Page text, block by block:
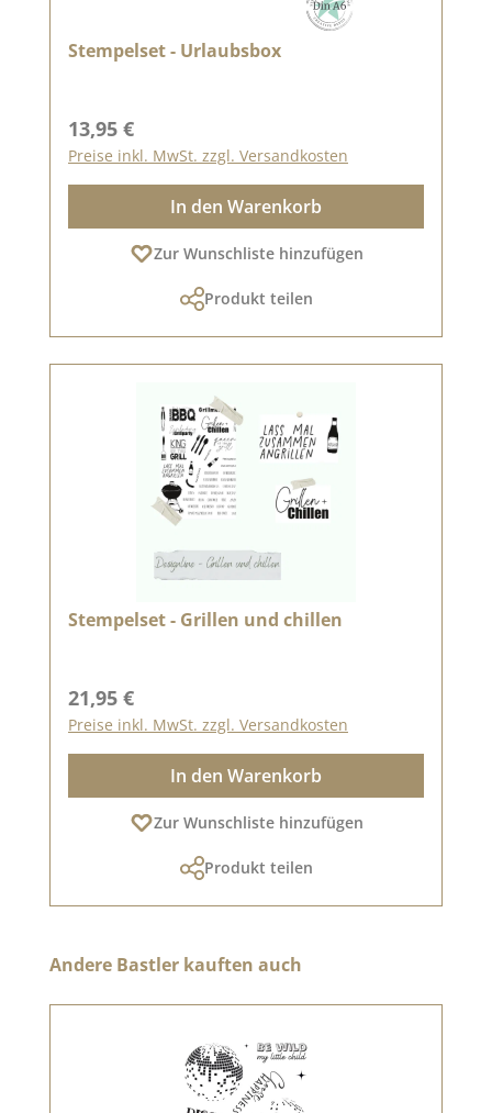
Stempelset - Urlaubsbox
Regulärer Preis:
13,95 €
Preise inkl. MwSt. zzgl. Versandkosten
In den Warenkorb
Zur Wunschliste hinzufügen
Produkt teilen
Stempelset - Grillen und chillen
Regulärer Preis:
21,95 €
Preise inkl. MwSt. zzgl. Versandkosten
In den Warenkorb
Zur Wunschliste hinzufügen
Produkt teilen
Produktgalerie überspringen
Andere Bastler kauften auch